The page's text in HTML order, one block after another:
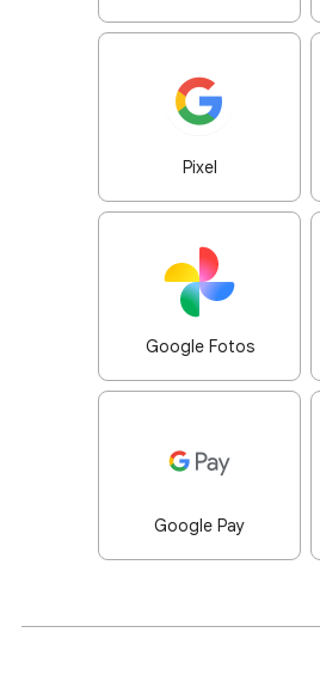
Pixel
Google Fotos
Google Pay